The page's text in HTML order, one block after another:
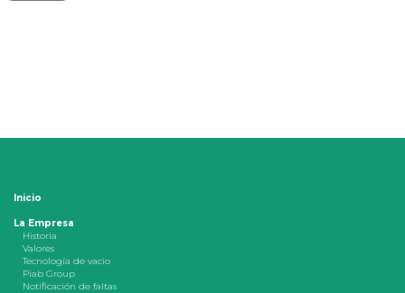
Inicio
La Empresa
Historia
Valores
Tecnología de vacio
Piab Group
Notificación de faltas